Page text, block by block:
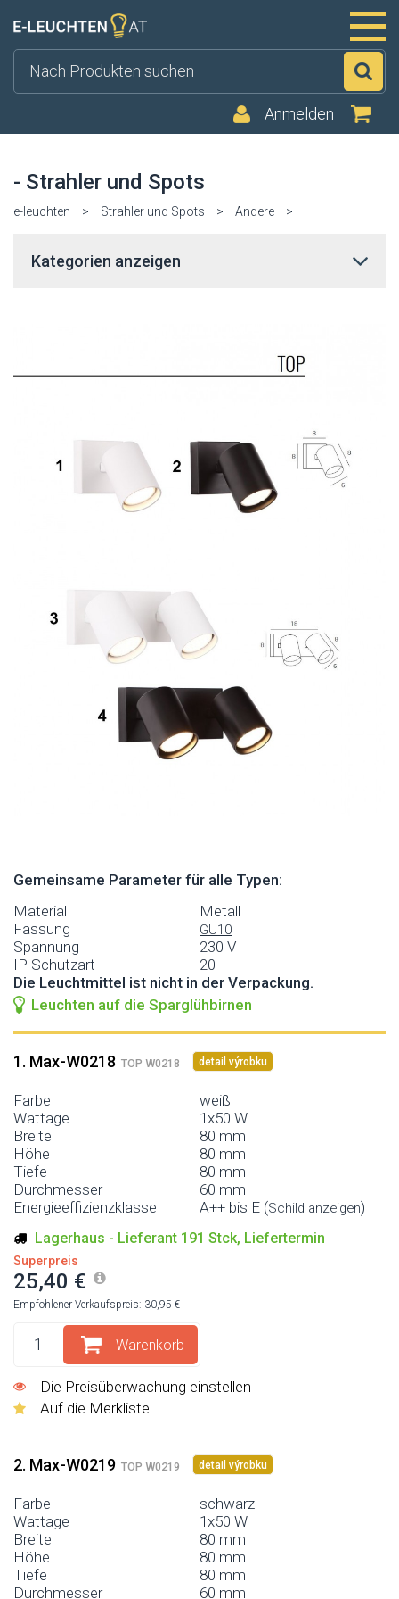
Anmelden
- Strahler und Spots
e-leuchten > Strahler und Spots > Andere >
Kategorien anzeigen
Gemeinsame Parameter für alle Typen:
Material
Metall
Fassung
GU10
Spannung
230 V
IP Schutzart
20
Die Leuchtmittel ist nicht in der Verpackung.
Leuchten auf die Sparglühbirnen
1. Max-W0218 TOP W0218 detail výrobku
Farbe
weiß
Wattage
1x50 W
Breite
80 mm
Höhe
80 mm
Tiefe
80 mm
Durchmesser
60 mm
Energieeffizienzklasse
A++ bis E (Schild anzeigen)
Lagerhaus - Lieferant 191 Stck, Liefertermin
Superpreis
25,40 €
Empfohlener Verkaufspreis: 30,95 €
Warenkorb
Die Preisüberwachung einstellen
Auf die Merkliste
2. Max-W0219 TOP W0219 detail výrobku
Farbe
schwarz
Wattage
1x50 W
Breite
80 mm
Höhe
80 mm
Tiefe
80 mm
Durchmesser
60 mm